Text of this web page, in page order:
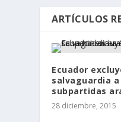
ARTÍCULOS
Ecuador
salvaguardia a
subpartidas
28 diciembre, 2015